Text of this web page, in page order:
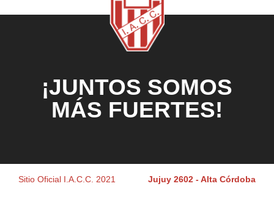
¡JUNTOS SOMOS
MÁS FUERTES!
Sitio Oficial I.A.C.C. 2021 Jujuy 2602 - Alta Córdoba